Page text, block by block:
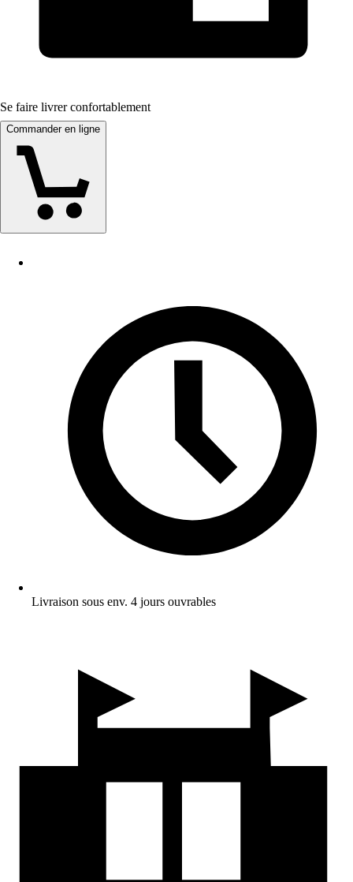
Se faire livrer confortablement
Commander en ligne
Livraison sous env. 4 jours ouvrables